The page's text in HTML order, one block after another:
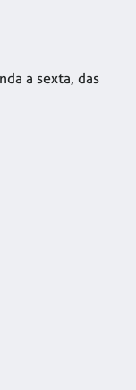
a sexta, das